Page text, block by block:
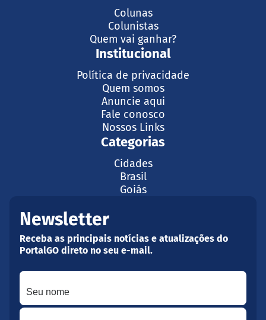
Colunas
Colunistas
Quem vai ganhar?
Institucional
Política de privacidade
Quem somos
Anuncie aqui
Fale conosco
Nossos Links
Categorias
Cidades
Brasil
Goiás
Newsletter
Receba as principais notícias e atualizações do
PortalGO direto no seu e-mail.
Seu nome
Seu melhor e-mail